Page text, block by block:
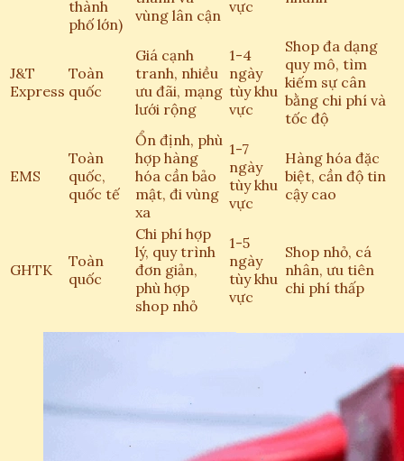
thành
phố lớn)
vùng lân cận vực
J&T
Express
Toàn
quốc
Giá cạnh
tranh, nhiều
ưu đãi, mạng
lưới rộng
1-4
ngày
tùy khu
vực
Shop đa dạng
quy mô, tìm
kiếm sự cân
bằng chi phí và
tốc độ
EMS
Toàn
quốc,
quốc tế
Ổn định, phù
hợp hàng
hóa cần bảo
mật, đi vùng
xa
1-7
ngày
tùy khu
vực
Hàng hóa đặc
biệt, cần độ tin
cậy cao
GHTK
Toàn
quốc
Chi phí hợp
lý, quy trình
đơn giản,
phù hợp
shop nhỏ
1-5
ngày
tùy khu
vực
Shop nhỏ, cá
nhân, ưu tiên
chi phí thấp